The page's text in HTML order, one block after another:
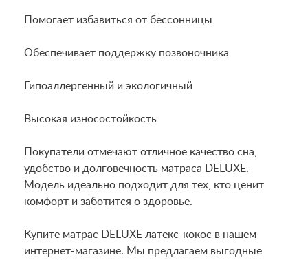
Помогает избавиться от бессонницы
Обеспечивает поддержку позвоночника
Гипоаллергенный и экологичный
Высокая износостойкость
Покупатели отмечают отличное качество сна,
удобство и долговечность матраса DELUXE.
Модель идеально подходит для тех, кто ценит
комфорт и заботится о здоровье.
Купите матрас DELUXE латекс-кокос в нашем
интернет-магазине. Мы предлагаем выгодные